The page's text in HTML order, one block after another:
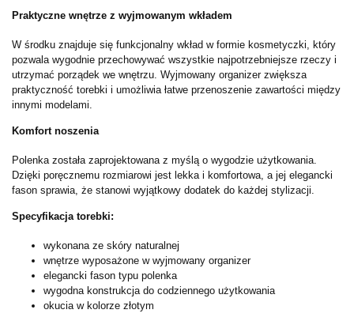
Praktyczne wnętrze z wyjmowanym wkładem
W środku znajduje się funkcjonalny wkład w formie kosmetyczki, który
pozwala wygodnie przechowywać wszystkie najpotrzebniejsze rzeczy i
utrzymać porządek we wnętrzu. Wyjmowany organizer zwiększa
praktyczność torebki i umożliwia łatwe przenoszenie zawartości między
innymi modelami.
Komfort noszenia
Polenka została zaprojektowana z myślą o wygodzie użytkowania.
Dzięki poręcznemu rozmiarowi jest lekka i komfortowa, a jej elegancki
fason sprawia, że stanowi wyjątkowy dodatek do każdej stylizacji.
Specyfikacja torebki:
wykonana ze skóry naturalnej
wnętrze wyposażone w wyjmowany organizer
elegancki fason typu polenka
wygodna konstrukcja do codziennego użytkowania
okucia w kolorze złotym